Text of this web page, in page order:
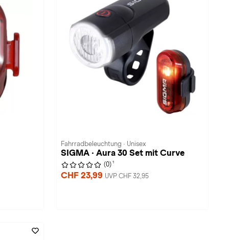
Fahrradbeleuchtung · Unisex
SIGMA · Aura 30 Set mit Curve
(0) 1
CHF 23,99 UVP CHF 32,95